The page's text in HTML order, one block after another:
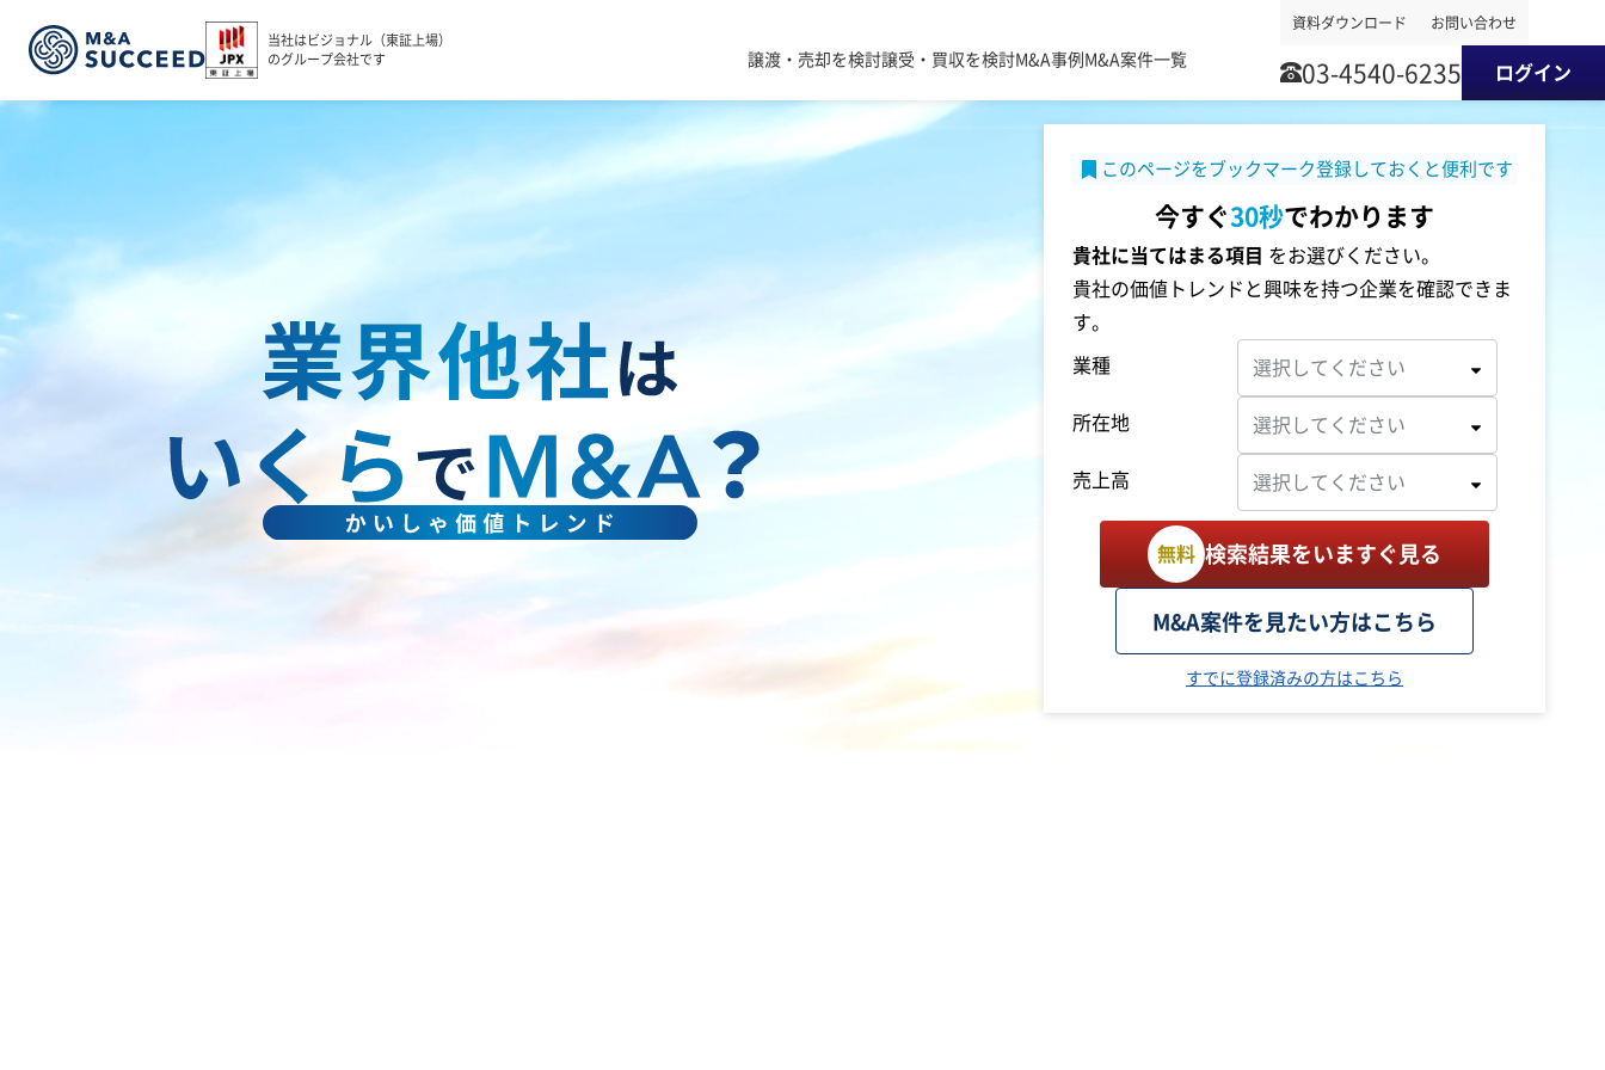
当社はビジョナル（東証上場）
のグループ会社です
譲渡・売却を検討譲受・買収を検討M&A事例 M&A案件一覧
資料ダウンロード お問い合わせ
03-4540-6235 ログイン
このページをブックマーク登録しておくと便利です
今すぐ30秒でわかります
貴社に当てはまる項目 をお選びください。
貴社の価値トレンドと興味を持つ企業を確認できま
す。
業種 選択してください
所在地 選択してください
売上高 選択してください
無料 検索結果をいますぐ見る
M&A案件を見たい方はこちら
すでに登録済みの方はこちら